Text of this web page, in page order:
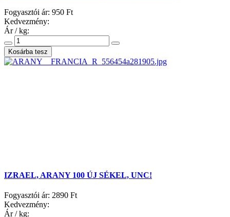
Fogyasztói ár: 950 Ft
Kedvezmény:
Ár / kg:
IZRAEL, ARANY 100 ÚJ SÉKEL, UNC!
Fogyasztói ár: 2890 Ft
Kedvezmény:
Ár / kg: